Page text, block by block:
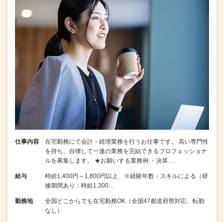
仕事内容
在宅勤務にて会計・経理業務を行うお仕事です。 高い専門性
を持ち、自律して一連の業務を完結できるプロフェッショナ
ルを募集します。 ★お願いする業務例 ・決算…
給与
時給1,400円～1,800円以上 ※経験年数・スキルによる（研
修期間あり：時給1,300…
勤務地
全国どこからでも在宅勤務OK（全国47都道府県対応、転勤
なし）